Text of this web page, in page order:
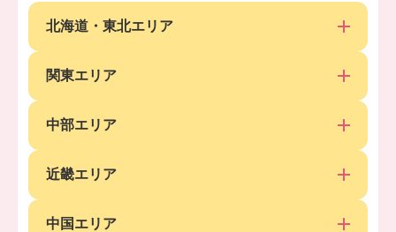
北海道・東北エリア
関東エリア
中部エリア
近畿エリア
中国エリア